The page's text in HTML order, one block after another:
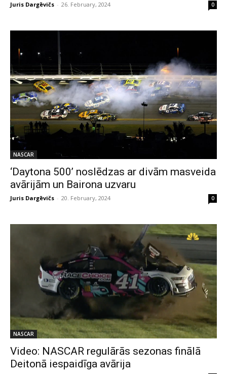
Juris Dargēvičs - 26. February, 2024 0
NASCAR
‘Daytona 500’ noslēdzas ar divām masveida
avārijām un Bairona uzvaru
Juris Dargēvičs - 20. February, 2024 0
NASCAR
Video: NASCAR regulārās sezonas finālā
Deitonā iespaidīga avārija